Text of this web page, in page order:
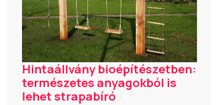
Hintaállvány bioépítészetben:
természetes anyagokból is
lehet strapabíró